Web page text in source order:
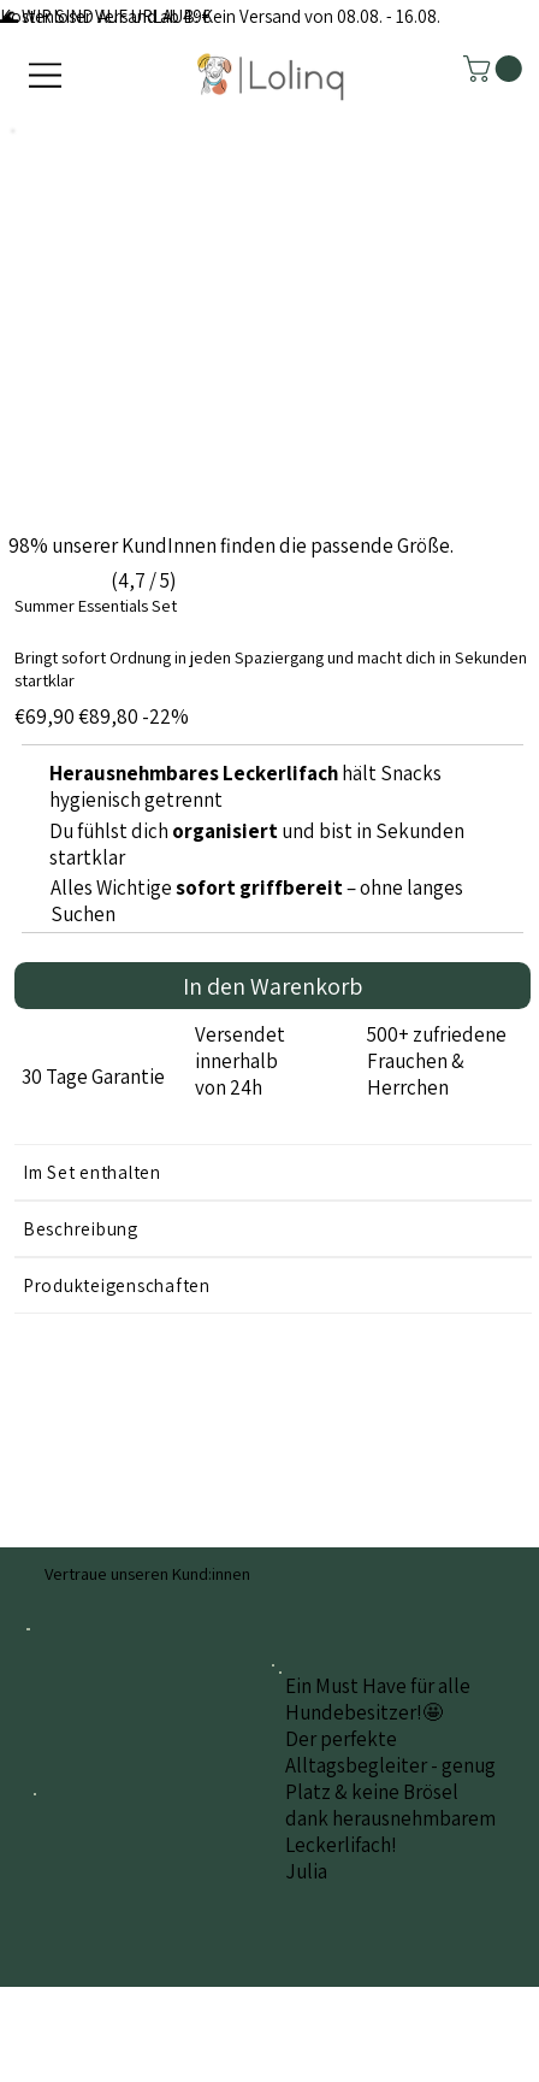
Kostenloser Versand ab 49€
🌊 WIR SIND AUF URLAUB: Kein Versand von 08.08. - 16.08.
98% unserer KundInnen finden die passende Größe.
(4,7 / 5)
Summer Essentials Set
Bringt sofort Ordnung in jeden Spaziergang und macht dich in Sekunden
startklar
€69,90 €89,80 -22%
Herausnehmbares Leckerlifachhält Snacks
hygienisch getrennt
Du fühlst dich organisiertund bist in Sekunden
startklar
Alles Wichtigesofort griffbereit– ohne langes
Suchen
In den Warenkorb
30 Tage Garantie
Versendet
innerhalb
von 24h
500+ zufriedene
Frauchen &
Herrchen
Im Set enthalten
Beschreibung
Produkteigenschaften
Vertraue unseren Kund:innen
Ein Must Have für alle
Hundebesitzer!🤩
Der perfekte
Alltagsbegleiter - genug
Platz & keine Brösel
dank herausnehmbarem
Leckerlifach!
Julia